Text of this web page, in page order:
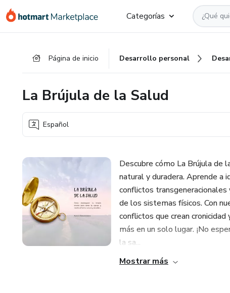
Categorías
Página de inicio Desarrollo personal
La Brújula de la Salud
Español
Descubre cómo La Brújula de
natural y duradera. Aprende a
conflictos
de los sistemas físicos. Con
conflictos que crean
más en un solo lugar. ¡No
la sa...
Mostrar más